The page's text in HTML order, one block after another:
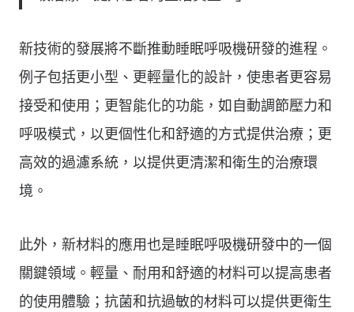
新技術的發展將不斷推動睡眠呼吸機研發的進程。
例子包括更小型、更輕量化的設計，使患者更容易
接受和使用；更智能化的功能，如自動調節壓力和
呼吸模式，以更個性化和舒適的方式提供治療；更
高效的過濾系統，以提供更清潔和衛生的治療環
境。
此外，新材料的應用也是睡眠呼吸機研發中的一個
關鍵領域。輕量、耐用和舒適的材料可以提高患者
的使用體驗；抗菌和抗過敏的材料可以提供更衛生